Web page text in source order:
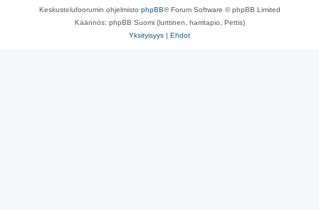
Keskustelufoorumin ohjelmisto phpBB® Forum Software © phpBB Limited
Käännös: phpBB Suomi (lurttinen, harritapio, Pettis)
Yksityisyys | Ehdot